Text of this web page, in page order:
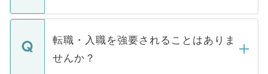
ます。通常、5営業日以内にはご連絡をせて
いただきますので、しばらくお待ちくださ
マイナビDOCTORで取り扱っている求人の
うち約3割は、Webサイトからご覧いただ
けない「非公開求人」です。非公開求人は
下記の理由によって、一般には公開してい
転職・入職を強要されることはありま
せんか？